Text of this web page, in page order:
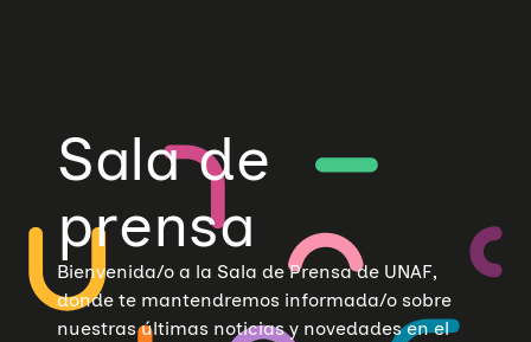
Sala de
prensa
Bienvenida/o a la Sala de Prensa de UNAF,
donde te mantendremos informada/o sobre
nuestras últimas noticias y novedades en el